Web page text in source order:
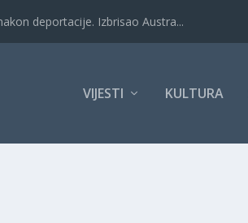
deportacije. Izbrisao Austra...
VIJESTI KULTURA